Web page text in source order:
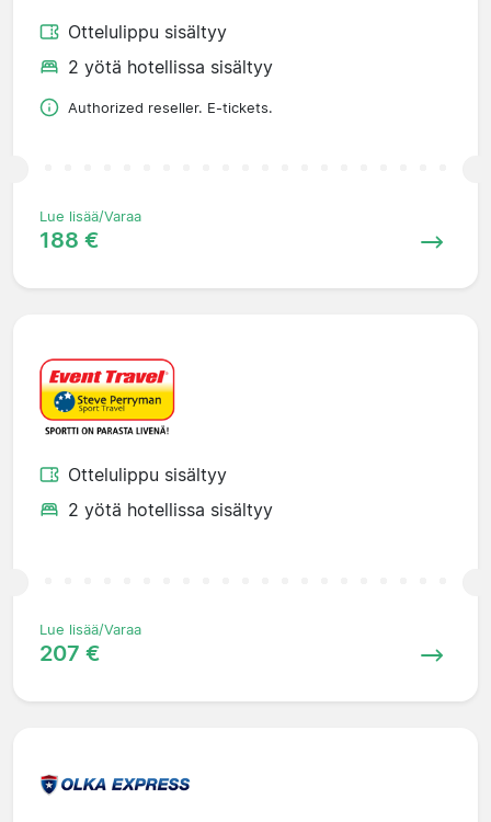
Ottelulippu sisältyy
2 yötä hotellissa sisältyy
Authorized reseller. E-tickets.
Lue lisää/Varaa
188 €
Ottelulippu sisältyy
2 yötä hotellissa sisältyy
Lue lisää/Varaa
207 €